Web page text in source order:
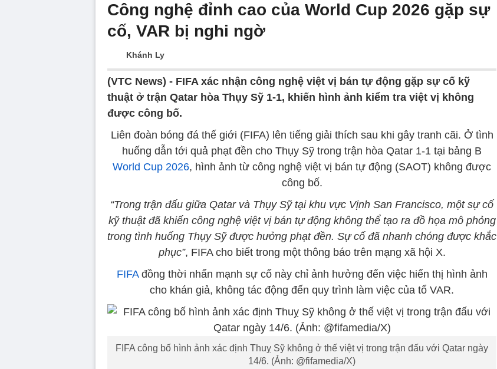
Công nghệ đỉnh cao của World Cup 2026 gặp sự
cố, VAR bị nghi ngờ
Khánh Ly
(VTC News) - FIFA xác nhận công nghệ việt vị bán tự động gặp sự cố kỹ
thuật ở trận Qatar hòa Thụy Sỹ 1-1, khiến hình ảnh kiểm tra việt vị không
được công bố.
Liên đoàn bóng đá thế giới (FIFA) lên tiếng giải thích sau khi gây tranh cãi. Ở tình
huống dẫn tới quả phạt đền cho Thụy Sỹ trong trận hòa Qatar 1-1 tại bảng B
World Cup 2026, hình ảnh từ công nghệ việt vị bán tự động (SAOT) không được
công bố.
“Trong trận đấu giữa Qatar và Thụy Sỹ tại khu vực Vịnh San Francisco, một sự cố
kỹ thuật đã khiến công nghệ việt vị bán tự động không thể tạo ra đồ họa mô phỏng
trong tình huống Thụy Sỹ được hưởng phạt đền. Sự cố đã nhanh chóng được khắc
phục”, FIFA cho biết trong một thông báo trên mạng xã hội X.
FIFAđồng thời nhấn mạnh sự cố này chỉ ảnh hưởng đến việc hiển thị hình ảnh
cho khán giả, không tác động đến quy trình làm việc của tổ VAR.
FIFA công bố hình ảnh xác định Thuỵ Sỹ không ở thế việt vị trong trận đấu với Qatar ngày
14/6. (Ảnh: @fifamedia/X)